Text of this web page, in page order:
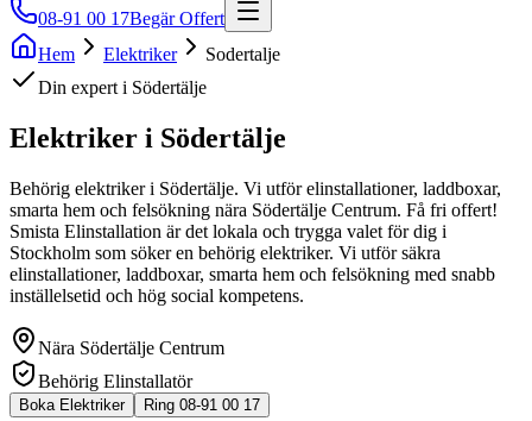
08-91 00 17Begär Offert
Hem
Elektriker
Sodertalje
Din expert i Södertälje
Elektriker i Södertälje
Behörig elektriker i Södertälje. Vi utför elinstallationer, laddboxar,
smarta hem och felsökning nära Södertälje Centrum. Få fri offert!
Smista Elinstallation är det lokala och trygga valet för dig i
Stockholm som söker en behörig elektriker. Vi utför säkra
elinstallationer, laddboxar, smarta hem och felsökning med snabb
inställelsetid och hög social kompetens.
Nära Södertälje Centrum
Behörig Elinstallatör
Boka Elektriker Ring 08-91 00 17